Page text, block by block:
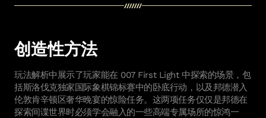
玩法解析中展示了玩家能在 007 First Light 中探索的场景，包
括斯洛伐克独家国际象棋锦标赛中的卧底行动，以及邦德潜入
伦敦肯辛顿区奢华晚宴的惊险任务。这两项任务仅仅是邦德在
探索间谍世界时必须学会融入的一些高端专属场所的惊鸿一